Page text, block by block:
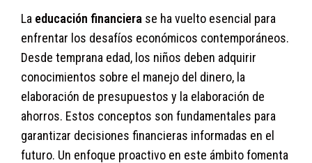
La educación financiera se ha vuelto esencial para
enfrentar los desafíos económicos contemporáneos.
Desde temprana edad, los niños deben adquirir
conocimientos sobre el manejo del dinero, la
elaboración de presupuestos y la elaboración de
ahorros. Estos conceptos son fundamentales para
garantizar decisiones financieras informadas en el
futuro. Un enfoque proactivo en este ámbito fomenta